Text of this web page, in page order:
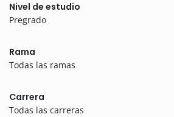
Nivel de estudio
Pregrado
Rama
Todas las ramas
Carrera
Todas las carreras